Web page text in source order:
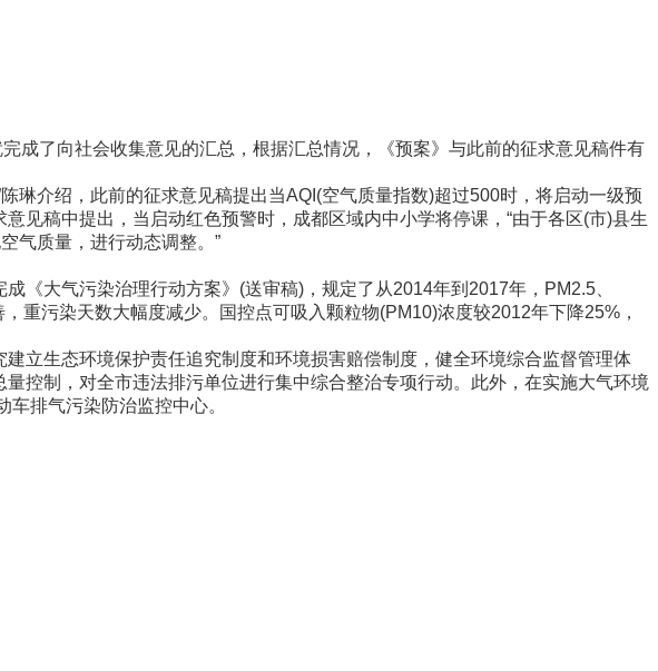
了向社会收集意见的汇总，根据汇总情况，《预案》与此前的征求意见稿件有
介绍，此前的征求意见稿提出当AQI(空气质量指数)超过500时，将启动一级预
见稿中提出，当启动红色预警时，成都区域内中小学将停课，“由于各区(市)县生
气质量，进行动态调整。”
大气污染治理行动方案》(送审稿)，规定了从2014年到2017年，PM2.5、
重污染天数大幅度减少。国控点可吸入颗粒物(PM10)浓度较2012年下降25%，
立生态环境保护责任追究制度和环境损害赔偿制度，健全环境综合监督管理体
控制，对全市违法排污单位进行集中综合整治专项行动。此外，在实施大气环境
排气污染防治监控中心。